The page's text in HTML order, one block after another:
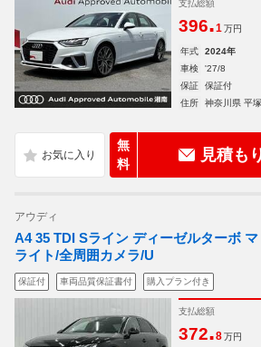
支払総額
396.1 万円
年式 2024年
車検
'27/8
保証
保証付
住所
神奈川県 平
無
料
見積も
アウディ
A4 35 TDI Sライン ディーゼルターボ
ライト/全周囲カメラ/U
保証付 車両品質保証書付 購入プラン付き
支払総額
372.8 万円